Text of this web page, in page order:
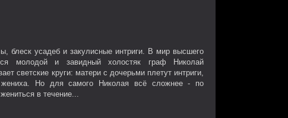
блеск усадеб и закулисные интриги. В мир высшего
молодой и завидный холостяк граф Николай
светские круги: матери с дочерьми плетут интриги,
жениха. Но для самого Николая всё сложнее - по
в течение...